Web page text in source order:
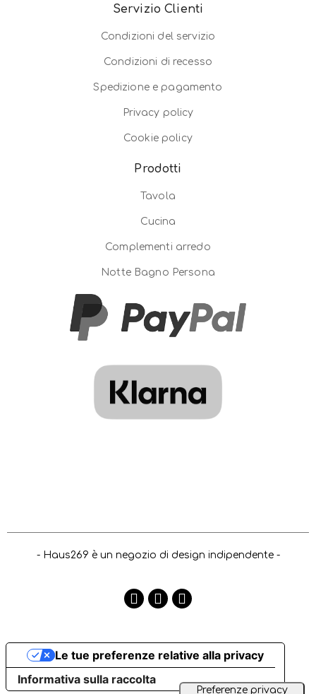
Servizio Clienti
Condizioni del servizio
Condizioni di recesso
Spedizione e pagamento
Privacy policy
Cookie policy
Prodotti
Tavola
Cucina
Complementi arredo
Notte Bagno Persona
- Haus269 è un negozio di design indipendente -
Informativa sulla raccolta
Le tue preferenze relative alla privacy